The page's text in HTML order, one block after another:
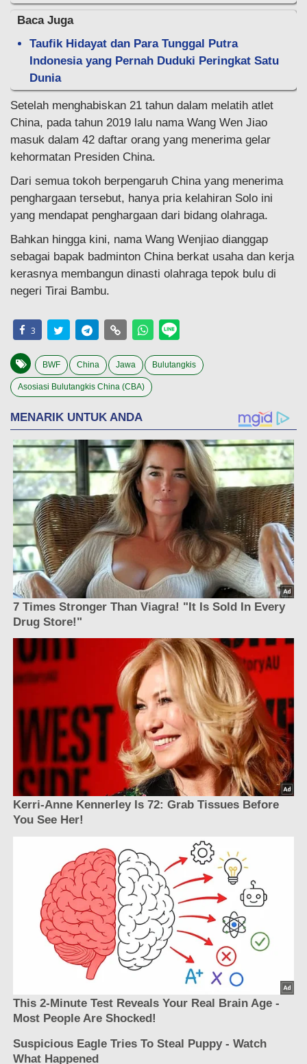
Baca Juga
Taufik Hidayat dan Para Tunggal Putra
Indonesia yang Pernah Duduki Peringkat Satu
Dunia
Setelah menghabiskan 21 tahun dalam melatih atlet
China, pada tahun 2019 lalu nama Wang Wen Jiao
masuk dalam 42 daftar orang yang menerima gelar
kehormatan Presiden China.
Dari semua tokoh berpengaruh China yang menerima
penghargaan tersebut, hanya pria kelahiran Solo ini
yang mendapat penghargaan dari bidang olahraga.
Bahkan hingga kini, nama Wang Wenjiao dianggap
sebagai bapak badminton China berkat usaha dan kerja
kerasnya membangun dinasti olahraga tepok bulu di
negeri Tirai Bambu.
3
BWF China Jawa Bulutangkis
Asosiasi Bulutangkis China (CBA)